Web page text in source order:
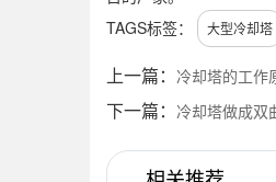
TAGS标签：
大型冷却塔
上一篇： 冷却塔的工作
下一篇： 冷却塔做成双